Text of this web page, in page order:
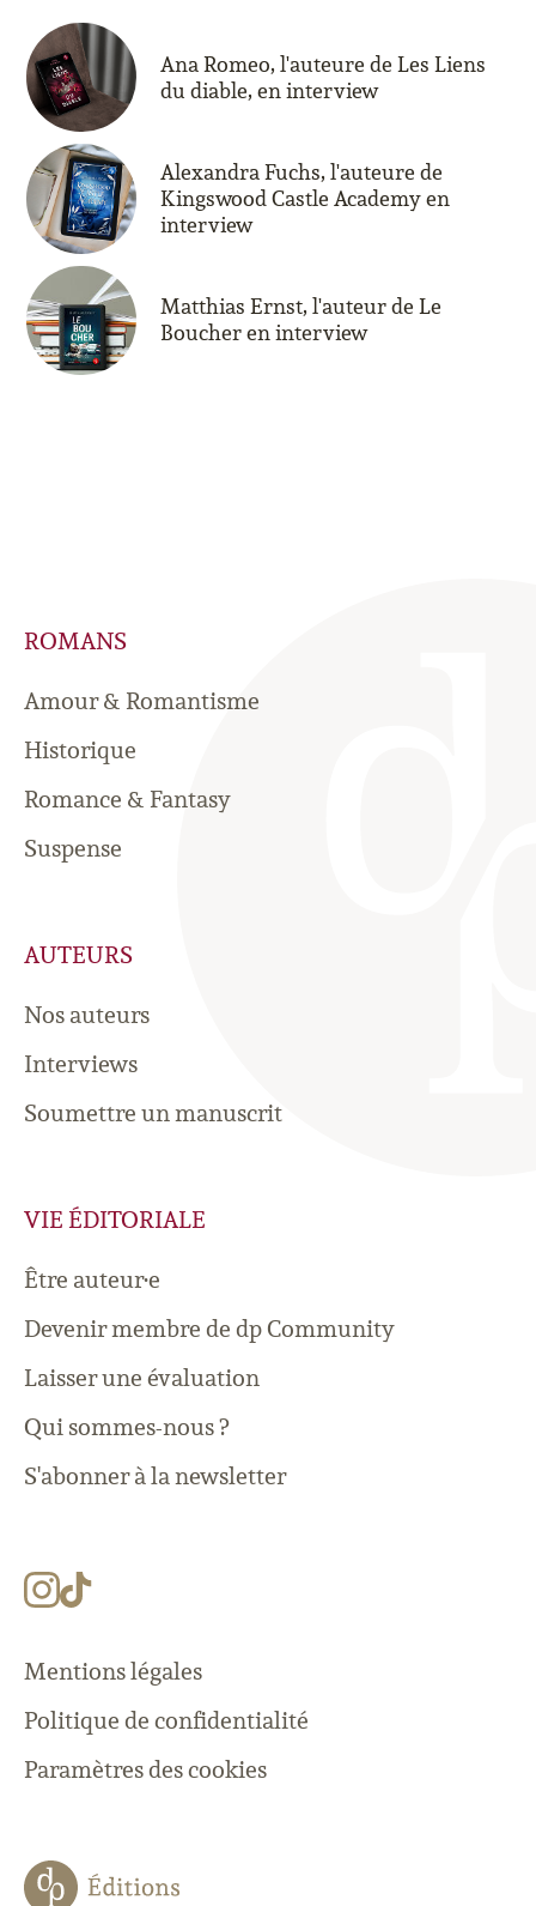
Ana Romeo, l'auteure de Les Liens
du diable, en interview
Alexandra Fuchs, l'auteure de
Kingswood Castle Academy en
interview
Matthias Ernst, l'auteur de Le
Boucher en interview
ROMANS
Amour & Romantisme
Historique
Romance & Fantasy
Suspense
AUTEURS
Nos auteurs
Interviews
Soumettre un manuscrit
VIE ÉDITORIALE
Être auteur·e
Devenir membre de dp Community
Laisser une évaluation
Qui sommes-nous ?
S'abonner à la newsletter
Mentions légales
Politique de confidentialité
Paramètres des cookies